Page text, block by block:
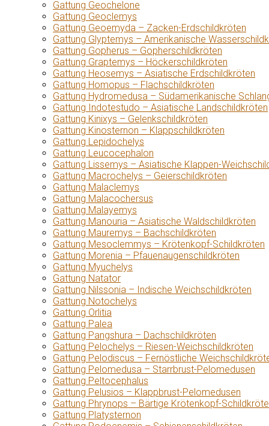
Gattung Geochelone
Gattung Geoclemys
Gattung Geoemyda – Zacken-Erdschildkröten
Gattung Glyptemys – Amerikanische
Gattung Gopherus – Gopherschildkröten
Gattung Graptemys – Höckerschildkröten
Gattung Heosemys – Asiatische Erdschildkröten
Gattung Homopus – Flachschildkröten
Gattung Hydromedusa – Südamerikanische
Gattung Indotestudo – Asiatische Landschildkröten
Gattung Kinixys – Gelenkschildkröten
Gattung Kinosternon – Klappschildkröten
Gattung Lepidochelys
Gattung Leucocephalon
Gattung Lissemys – Asiatische Klappen-
Gattung Macrochelys – Geierschildkröten
Gattung Malaclemys
Gattung Malacochersus
Gattung Malayemys
Gattung Manouria – Asiatische Waldschildkröten
Gattung Mauremys – Bachschildkröten
Gattung Mesoclemmys – Krötenkopf-Schildkröten
Gattung Morenia – Pfauenaugenschildkröten
Gattung Myuchelys
Gattung Natator
Gattung Nilssonia – Indische Weichschildkröten
Gattung Notochelys
Gattung Orlitia
Gattung Palea
Gattung Pangshura – Dachschildkröten
Gattung Pelochelys – Riesen-Weichschildkröten
Gattung Pelodiscus – Fernöstliche
Gattung Pelomedusa – Starrbrust-Pelomedusen
Gattung Peltocephalus
Gattung Pelusios – Klappbrust-Pelomedusen
Gattung Phrynops – Bärtige Krötenkopf-
Gattung Platysternon